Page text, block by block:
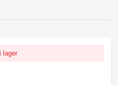
lager